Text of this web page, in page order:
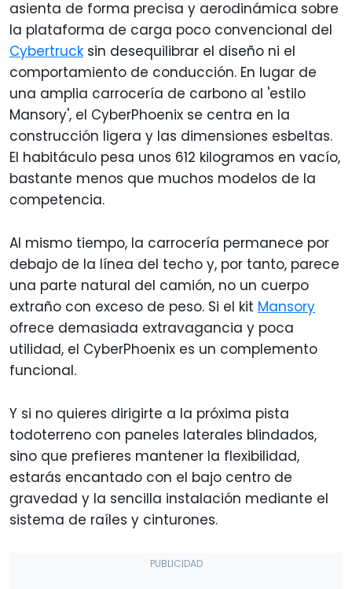
asienta de forma precisa y aerodinámica sobre
la plataforma de carga poco convencional del
Cybertruck sin desequilibrar el diseño ni el
comportamiento de conducción. En lugar de
una amplia carrocería de carbono al 'estilo
Mansory', el CyberPhoenix se centra en la
construcción ligera y las dimensiones esbeltas.
El habitáculo pesa unos 612 kilogramos en vacío,
bastante menos que muchos modelos de la
competencia.
Al mismo tiempo, la carrocería permanece por
debajo de la línea del techo y, por tanto, parece
una parte natural del camión, no un cuerpo
extraño con exceso de peso. Si el kit Mansory
ofrece demasiada extravagancia y poca
utilidad, el CyberPhoenix es un complemento
funcional.
Y si no quieres dirigirte a la próxima pista
todoterreno con paneles laterales blindados,
sino que prefieres mantener la flexibilidad,
estarás encantado con el bajo centro de
gravedad y la sencilla instalación mediante el
sistema de raíles y cinturones.